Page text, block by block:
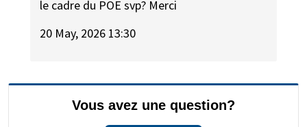
le cadre du POE svp? Merci
20 May, 2026 13:30
Vous avez une question?